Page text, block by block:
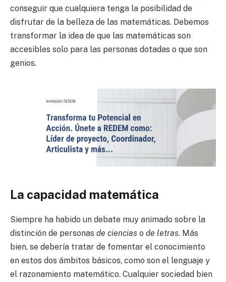
conseguir que cualquiera tenga la posibilidad de
disfrutar de la belleza de las matemáticas. Debemos
transformar la idea de que las matemáticas son
accesibles solo para las personas dotadas o que son
genios.
La capacidad matemática
Siempre ha habido un debate muy animado sobre la
distinción de personas de ciencias o de letras. Más
bien, se debería tratar de fomentar el conocimiento
en estos dos ámbitos básicos, como son el lenguaje y
el razonamiento matemático. Cualquier sociedad bien